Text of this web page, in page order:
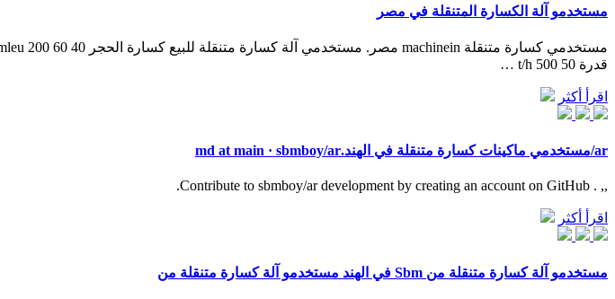
مستخدمو آلة الكسارة المتنقلة في مصر
قدرة 50 500 t/h …
اقرأ أكثر
ar/مستخدمي ماكينات كسارة متنقلة في الهند.md at main · sbmboy/ar
,, . Contribute to sbmboy/ar development by creating an account on GitHub.
اقرأ أكثر
مستخدمو آلة كسارة متنقلة من Sbm في الهند مستخدمو آلة كسارة متنقلة من